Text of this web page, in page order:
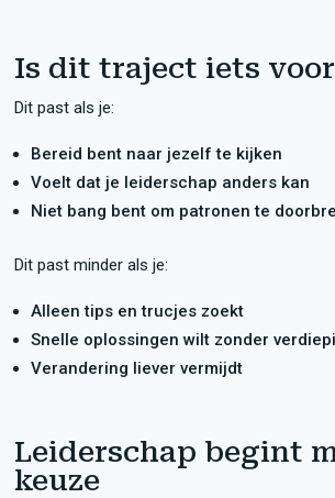
Is dit traject iets
Dit past als je:
Bereid bent naar jezelf te kijken
Voelt dat je leiderschap anders kan
Niet bang bent om patronen te
Dit past minder als je:
Alleen tips en trucjes zoekt
Snelle oplossingen wilt zonder
Verandering liever vermijdt
Leiderschap begint
keuze